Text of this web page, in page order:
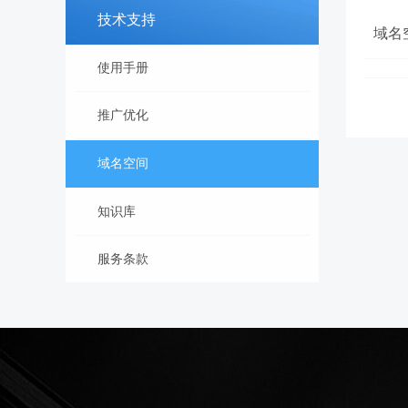
技术支持
使用手册
推广优化
域名空间
知识库
服务条款
域名